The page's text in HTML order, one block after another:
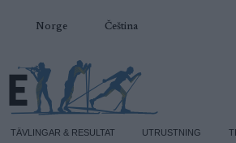
Norge Čeština
TÄVLINGAR & RESULTAT UTRUSTNING